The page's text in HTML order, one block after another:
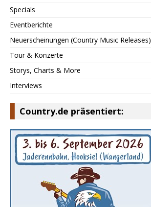
Specials
Eventberichte
Neuerscheinungen (Country Music Releases)
Tour & Konzerte
Storys, Charts & More
Interviews
Country.de präsentiert: